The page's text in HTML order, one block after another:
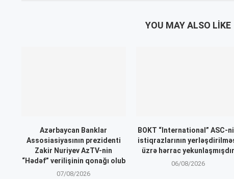
YOU MAY ALSO LIKE
Azərbaycan Banklar
Assosiasiyasının prezidenti
Zakir Nuriyev AzTV-nin
“Hədəf” verilişinin qonağı olub
07/08/2026
BOKT “International” ASC-
istiqrazlarının
üzrə hərrac yekunlaşmışdır
06/08/2026